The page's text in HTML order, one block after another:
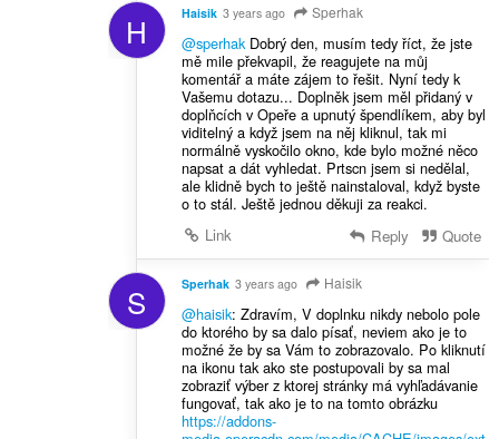
H Haisik 3 years ago Sperhak
@sperhakDobrý den, musím tedy říct, že jste
mě mile překvapil, že reagujete na můj
komentář a máte zájem to řešit. Nyní tedy k
Vašemu dotazu... Doplněk jsem měl přidaný v
doplňcích v Opeře a upnutý špendlíkem, aby byl
viditelný a když jsem na něj kliknul, tak mi
normálně vyskočilo okno, kde bylo možné něco
napsat a dát vyhledat. Prtscn jsem si nedělal,
ale klidně bych to ještě nainstaloval, když byste
o to stál. Ještě jednou děkuji za reakci.
Link
Reply Quote
S Sperhak 3 years ago Haisik
@haisik: Zdravím, V doplnku nikdy nebolo pole
do ktorého by sa dalo písať, neviem ako je to
možné že by sa Vám to zobrazovalo. Po kliknutí
na ikonu tak ako ste postupovali by sa mal
zobraziť výber z ktorej stránky má vyhľadávanie
fungovať, tak ako je to na tomto obrázku
https://addons-